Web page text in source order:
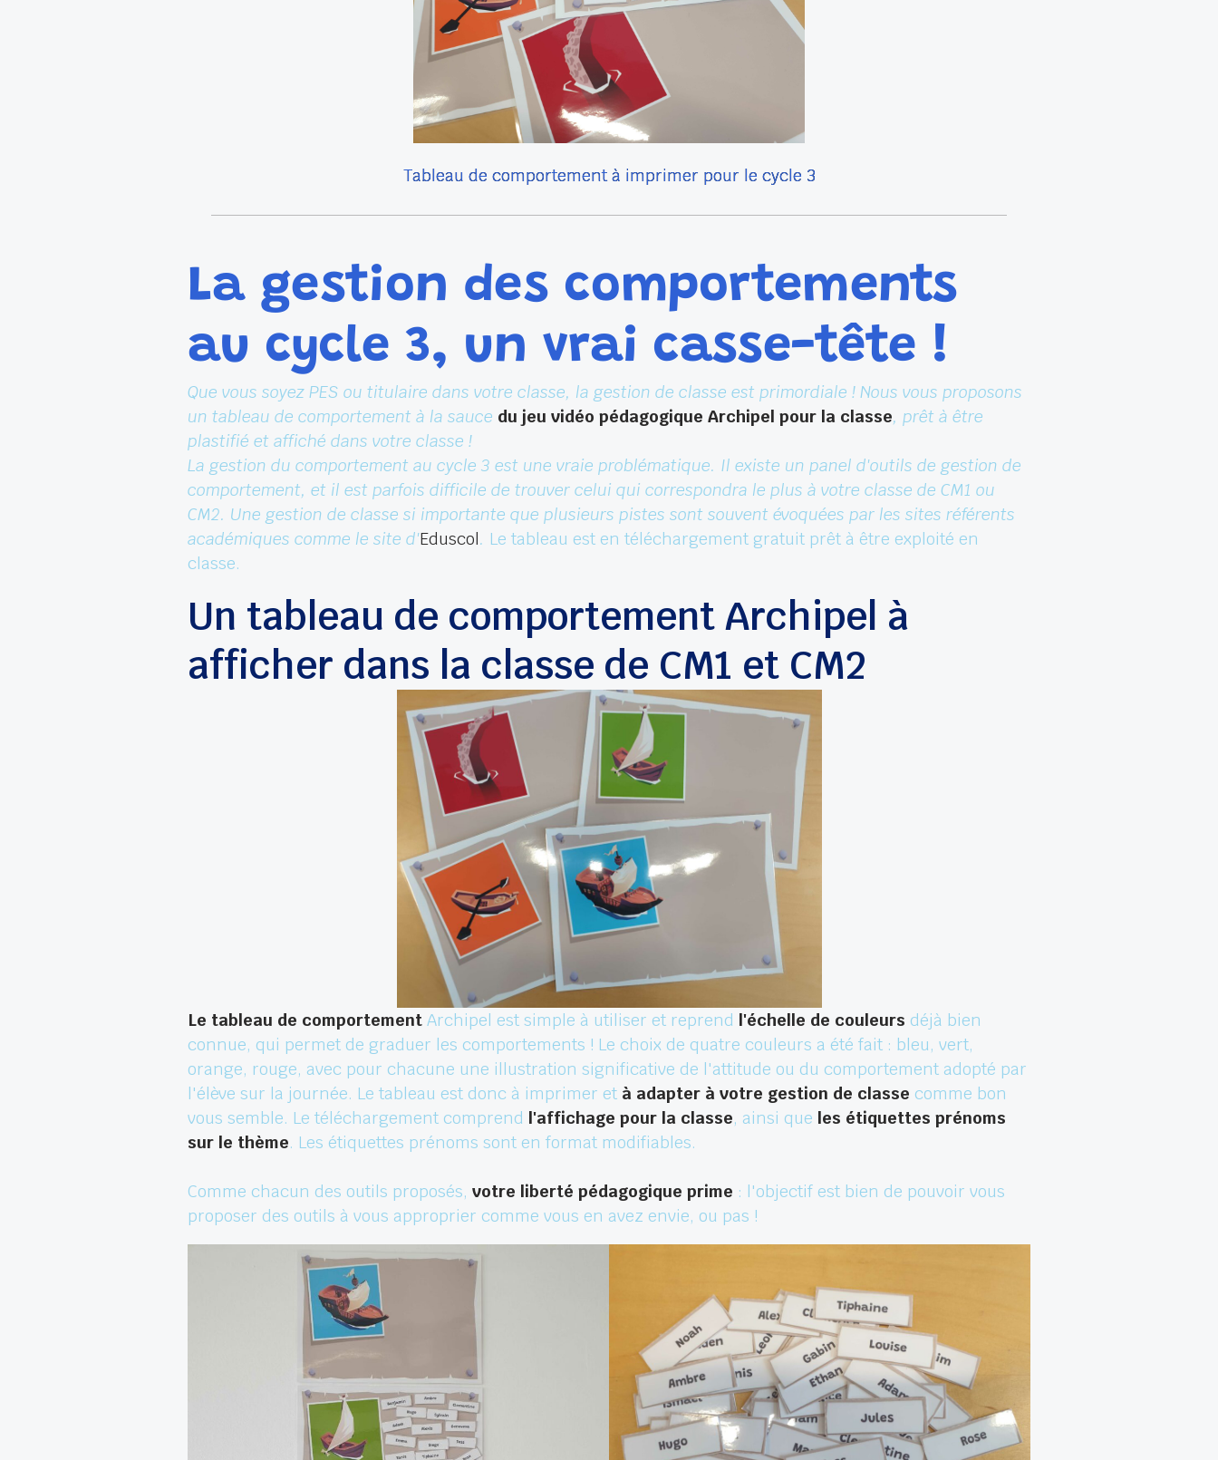
Tableau de comportement à imprimer pour le cycle 3
La gestion des comportements
au cycle 3, un vrai casse-tête !
Que vous soyez PES ou titulaire dans votre classe, la gestion de classe est primordiale ! Nous vous proposons
un tableau de comportement à la sauce du jeu vidéo pédagogique Archipel pour la classe, prêt à être
plastifié et affiché dans votre classe !
La gestion du comportement au cycle 3 est une vraie problématique. Il existe un panel d'outils de gestion de
comportement, et il est parfois difficile de trouver celui qui correspondra le plus à votre classe de CM1 ou
CM2. Une gestion de classe si importante que plusieurs pistes sont souvent évoquées par les sites référents
académiques comme le site d'Eduscol. Le tableau est en téléchargement gratuit prêt à être exploité en
classe.
Un tableau de comportement Archipel à
afficher dans la classe de CM1 et CM2
Le tableau de comportement Archipel est simple à utiliser et reprend l'échelle de couleurs déjà bien
connue, qui permet de graduer les comportements ! Le choix de quatre couleurs a été fait : bleu, vert,
orange, rouge, avec pour chacune une illustration significative de l'attitude ou du comportement adopté par
l'élève sur la journée. Le tableau est donc à imprimer et à adapter à votre gestion de classe comme bon
vous semble. Le téléchargement comprend l'affichage pour la classe, ainsi que les étiquettes prénoms
sur le thème. Les étiquettes prénoms sont en format modifiables.
Comme chacun des outils proposés, votre liberté pédagogique prime : l'objectif est bien de pouvoir vous
proposer des outils à vous approprier comme vous en avez envie, ou pas !